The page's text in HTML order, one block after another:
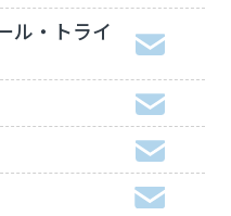
ル・トライ